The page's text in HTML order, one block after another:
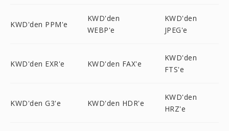
KWD'den PPM'e
KWD'den
WEBP'e
KWD'den
JPEG'e
KWD'den EXR'e KWD'den FAX'e
KWD'den
FTS'e
KWD'den G3'e KWD'den HDR'e
KWD'den
HRZ'e